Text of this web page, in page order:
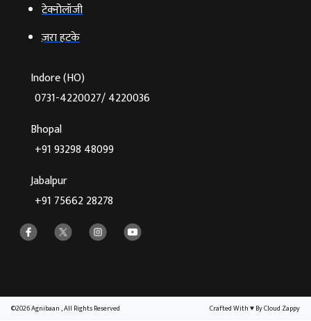
टेक्‍नोलॉजी
ज़रा हटके
Indore (HO)
0731-4220027/ 4220036
Bhopal
+91 93298 48099
Jabalpur
+91 75662 28278
©2026 Agnibaan , All Rights Reserved Crafted With♥By Cloud Zappy